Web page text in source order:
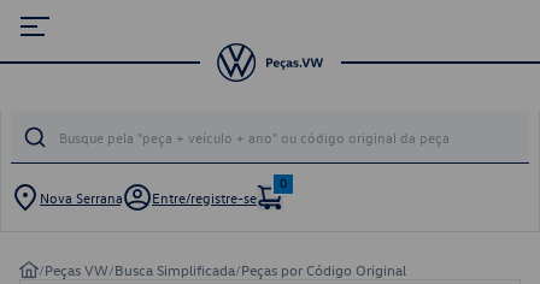
Nova Serrana Entre/registre-se
0
/Peças VW/Busca Simplificada/Peças por Código Original